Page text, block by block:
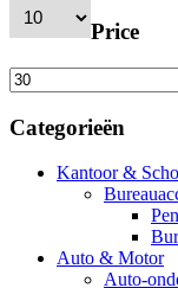
Price
Min.
prijs
Categorieën
Kantoor &
Auto & Motor
Auto-